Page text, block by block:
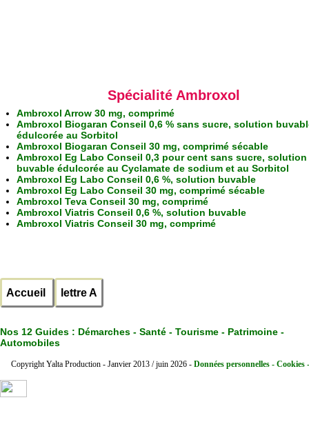
Spécialité Ambroxol
Ambroxol Arrow 30 mg, comprimé
Ambroxol Biogaran Conseil 0,6 % sans sucre, solution
édulcorée au Sorbitol
Ambroxol Biogaran Conseil 30 mg, comprimé sécable
Ambroxol Eg Labo Conseil 0,3 pour cent sans sucre, solution
buvable édulcorée au Cyclamate de sodium et au Sorbitol
Ambroxol Eg Labo Conseil 0,6 %, solution buvable
Ambroxol Eg Labo Conseil 30 mg, comprimé sécable
Ambroxol Teva Conseil 30 mg, comprimé
Ambroxol Viatris Conseil 0,6 %, solution buvable
Ambroxol Viatris Conseil 30 mg, comprimé
Accueil lettre A
Nos 12 Guides : Démarches - Santé - Tourisme - Patrimoine -
Automobiles
Copyright Yalta Production - Janvier 2013 / juin 2026 - Données personnelles - Cookies